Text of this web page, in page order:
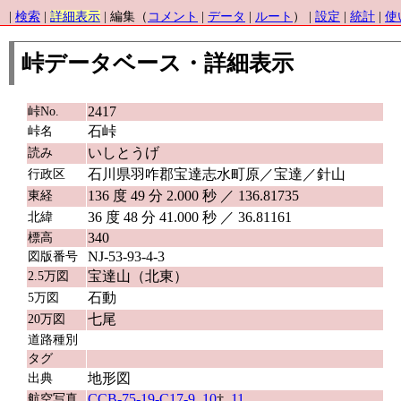
検索 詳細表示 | 編集（ コメント データ ルート ） | 設定 統計 使
峠データベース・詳細表示
峠No. 2417
峠名 石峠
読み いしとうげ
行政区 石川県羽咋郡宝達志水町原／宝達／針山
東経 136 度 49 分 2.000 秒 ／ 136.81735
北緯 36 度 48 分 41.000 秒 ／ 36.81161
標高 340
図版番号 NJ-53-93-4-3
2.5万図 宝達山（北東）
5万図 石動
20万図 七尾
道路種別
タグ
出典
地形図